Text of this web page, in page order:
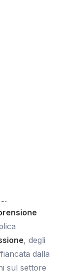
cui ci
decisive
approccio
, degli
dalla
sul settore